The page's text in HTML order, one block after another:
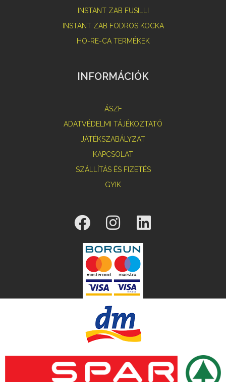
INSTANT ZAB FUSILLI
INSTANT ZAB FODROS KOCKA
HO-RE-CA TERMÉKEK
INFORMÁCIÓK
ÁSZF
ADATVÉDELMI TÁJÉKOZTATÓ
JÁTÉKSZABÁLYZAT
KAPCSOLAT
SZÁLLÍTÁS ÉS FIZETÉS
GYIK